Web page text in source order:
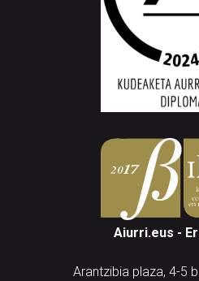
Aiurri.eus -
Arantzibia plaza, 4-5